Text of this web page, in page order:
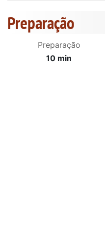
Preparação
Preparação
10 min